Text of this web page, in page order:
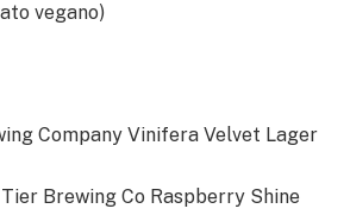
vegano)
Company Vinifera Velvet Lager
Brewing Co Raspberry Shine